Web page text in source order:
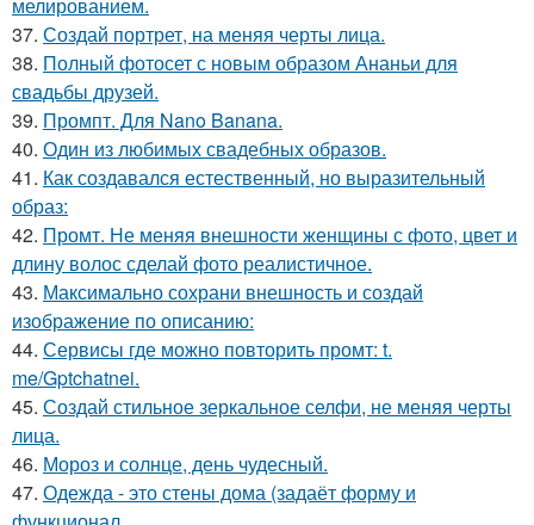
мелированием.
37. Создай портрет, на меняя черты лица.
38. Полный фотосет с новым образом Ананьи для
свадьбы друзей.
39. Промпт. Для Nano Banana.
40. Один из любимых свадебных образов.
41. Как создавался естественный, но выразительный
образ:
42. Промт. Не меняя внешности женщины с фото, цвет и
длину волос сделай фото реалистичное.
43. Максимально сохрани внешность и создай
изображение по описанию:
44. Сервисы где можно повторить промт: t.
me/Gptchatnei.
45. Создай стильное зеркальное селфи, не меняя черты
лица.
46. Мороз и солнце, день чудесный.
47. Одежда - это стены дома (задаёт форму и